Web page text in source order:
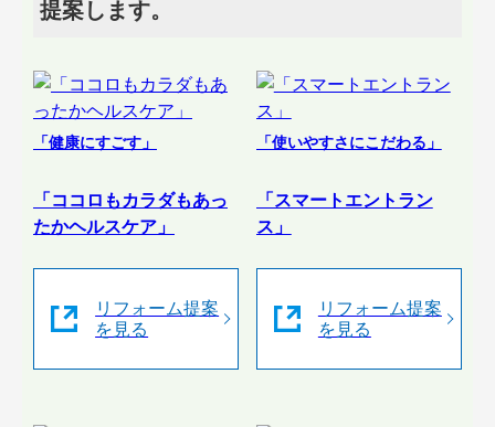
提案します。
「健康にすごす」
「ココロもカラダもあっ
たかヘルスケア」
リフォーム提案
を見る
「使いやすさにこだわる」
「スマートエントラン
ス」
リフォーム提案
を見る